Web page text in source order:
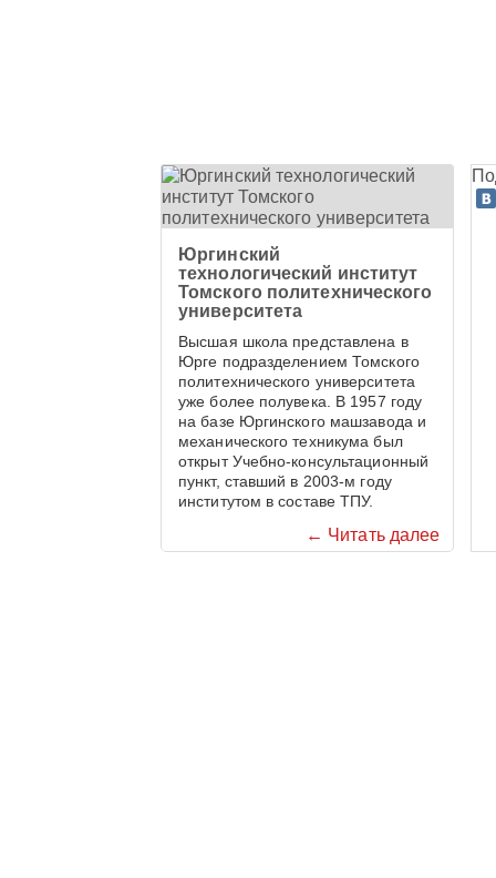
← Читать далее
Юргинский
технологический институт
Томского политехнического
университета
Высшая школа представлена в
Юрге подразделением Томского
политехнического университета
уже более полувека. В 1957 году
на базе Юргинского машзавода и
механического техникума был
открыт Учебно-консультационный
пункт, ставший в 2003-м году
институтом в составе ТПУ.